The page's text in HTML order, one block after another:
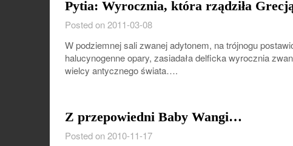
Pytia: Wyrocznia, która rządziła
Posted on 2011-03-08
W podziemnej sali zwanej adytonem, na trójnogu
halucynogenne opary, zasiadała delficka wyrocznia
wielcy antycznego świata….
Z przepowiedni Baby Wangi…
Posted on 2010-11-17